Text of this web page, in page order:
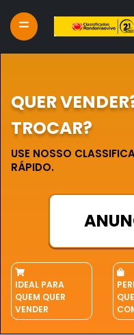
QUER
TROCAR?
USE NOSSO
RÁPIDO.
IDEAL PARA
QUEM QUER
VENDER